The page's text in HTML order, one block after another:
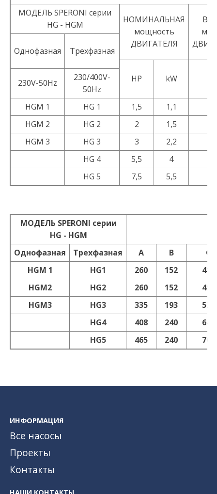
MOДEЛЬ SPERONI серии
HG - HGM
НОМИНАЛЬНАЯ
мощность
ДBИГATEЛЯ
Oднoфaзнaя Трехфазная
HP kW
230V-50Hz
230/400V-
50Hz
HGM 1
HG 1 1,5 1,1
HGM 2
HG 2 2
1,5
HGM 3
HG 3 3 2,2
HG 4
5,5 4
HG 5
7,5 5,5
MOДEЛЬ SPERONI серии
HG - HGM
Oднoфaзнaя Трехфазная A В
С
HGM 1
HG1 260 152
412
HGM2
HG2 260 152
412
HGM3
HG3 335 193
528
HG4
408 240
648
HG5
465 240 705
ИНФОРМАЦИЯ
Все насосы
Проекты
Контакты